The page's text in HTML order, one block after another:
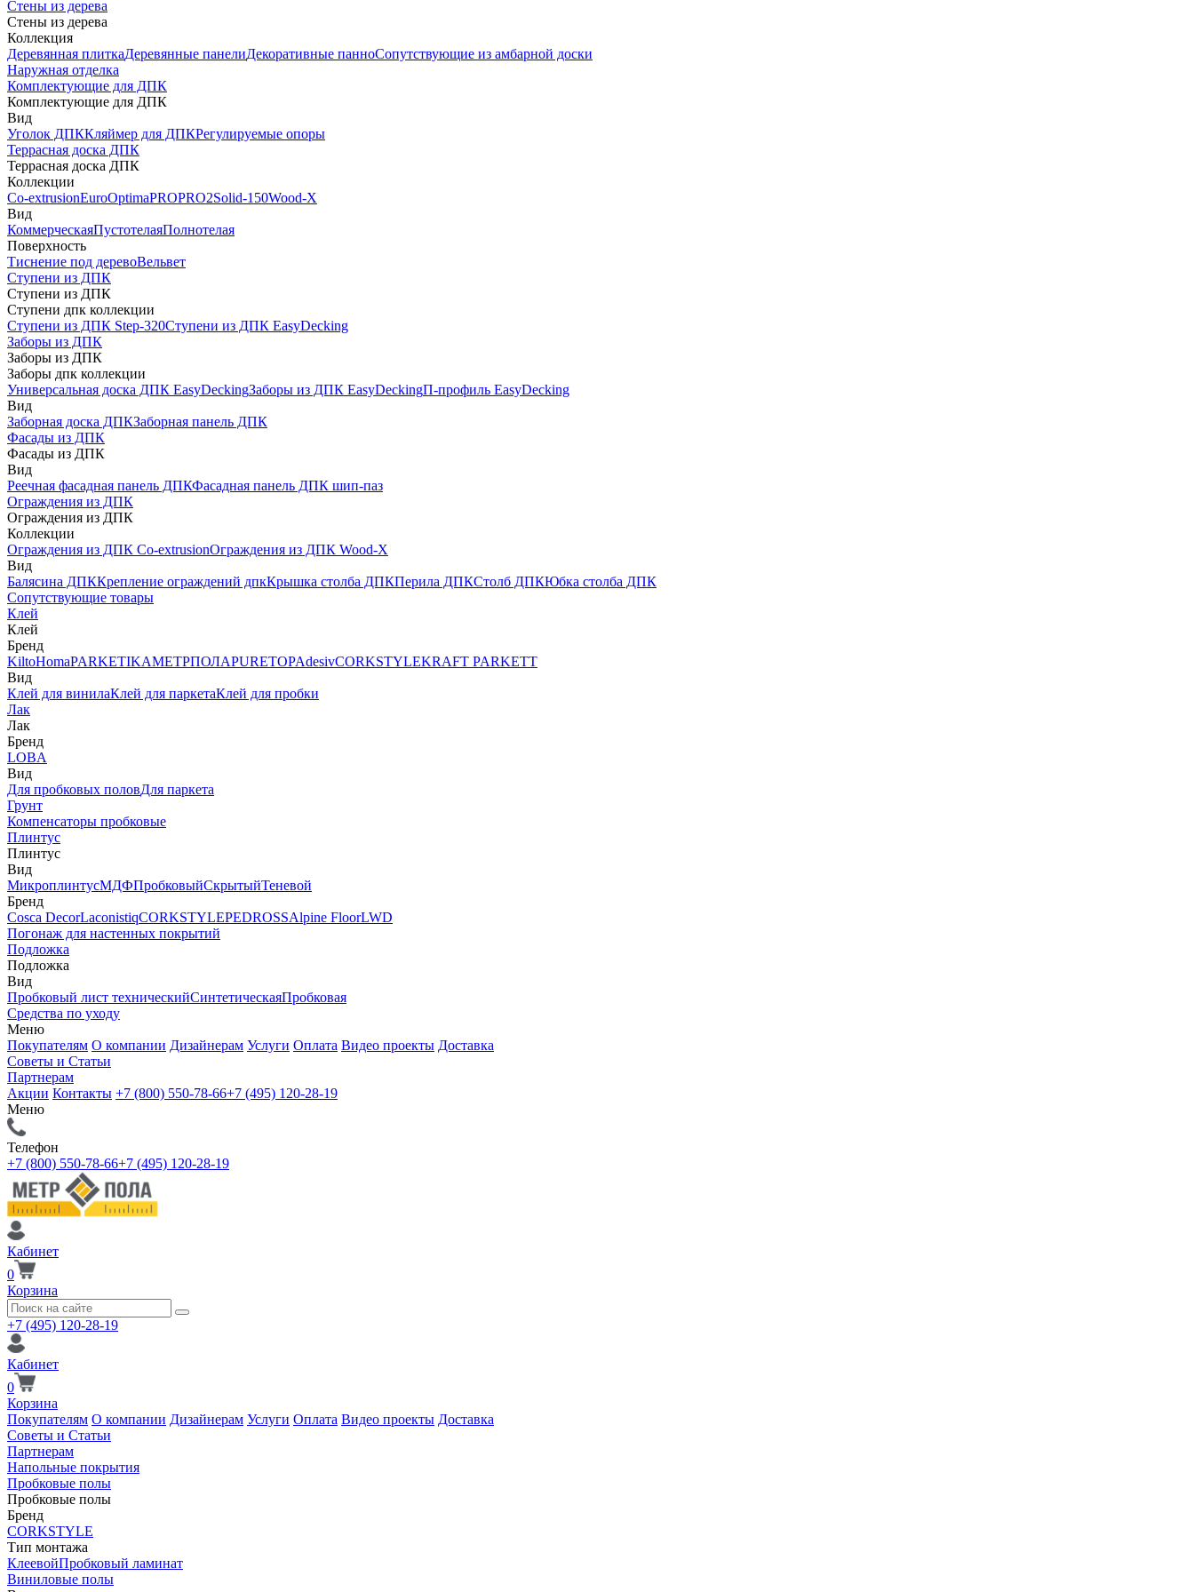
Стены из дерева
Стены из дерева
Коллекция
Деревянная плиткаДеревянные панелиДекоративные панноСопутствующие из амбарной доски
Наружная отделка
Комплектующие для ДПК
Комплектующие для ДПК
Вид
Уголок ДПККляймер для ДПКРегулируемые опоры
Террасная доска ДПК
Террасная доска ДПК
Коллекции
Co-extrusionEuroOptimaPROPRO2Solid-150Wood-X
Вид
КоммерческаяПустотелаяПолнотелая
Поверхность
Тиснение под деревоВельвет
Ступени из ДПК
Ступени из ДПК
Ступени дпк коллекции
Ступени из ДПК Step-320Ступени из ДПК EasyDecking
Заборы из ДПК
Заборы из ДПК
Заборы дпк коллекции
Универсальная доска ДПК EasyDeckingЗаборы из ДПК EasyDeckingП-профиль EasyDecking
Вид
Заборная доска ДПКЗаборная панель ДПК
Фасады из ДПК
Фасады из ДПК
Вид
Реечная фасадная панель ДПКФасадная панель ДПК шип-паз
Ограждения из ДПК
Ограждения из ДПК
Коллекции
Ограждения из ДПК Co-extrusionОграждения из ДПК Wood-X
Вид
Балясина ДПККрепление ограждений дпкКрышка столба ДПКПерила ДПКСтолб ДПКЮбка столба ДПК
Сопутствующие товары
Клей
Клей
Бренд
KiltoHomaPARKETIKAМЕТРПОЛАPURETOPAdesivCORKSTYLEKRAFT PARKETT
Вид
Клей для винилаКлей для паркетаКлей для пробки
Лак
Лак
Бренд
LOBA
Вид
Для пробковых половДля паркета
Грунт
Компенсаторы пробковые
Плинтус
Плинтус
Вид
МикроплинтусМДФПробковыйСкрытыйТеневой
Бренд
Cosca DecorLaconistiqCORKSTYLEPEDROSSAlpine FloorLWD
Погонаж для настенных покрытий
Подложка
Подложка
Вид
Пробковый лист техническийСинтетическаяПробковая
Средства по уходу
Меню
Покупателям О компании Дизайнерам Услуги Оплата Видео проекты Доставка
Советы и Статьи
Партнерам
Акции Контакты +7 (800) 550-78-66+7 (495) 120-28-19
Меню
Телефон
+7 (800) 550-78-66+7 (495) 120-28-19
Кабинет
0
Корзина
+7 (495) 120-28-19
Кабинет
0
Корзина
Покупателям О компании Дизайнерам Услуги Оплата Видео проекты Доставка
Советы и Статьи
Партнерам
Напольные покрытия
Пробковые полы
Пробковые полы
Бренд
CORKSTYLE
Тип монтажа
КлеевойПробковый ламинат
Виниловые полы